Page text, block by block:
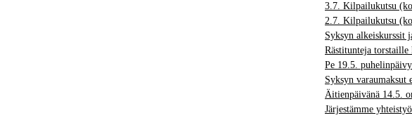
3.7. Kilpailukutsu
2.7. Kilpailukutsu
Syksyn alkeiskurssit
Rästitunteja
Pe 19.5.
Syksyn varaumaksut
Äitienpäivänä 14.5.
Järjestämme